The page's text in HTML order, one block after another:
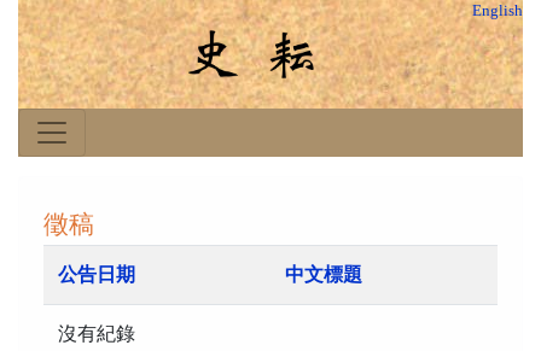
English
徵稿
公告日期 中文標題
沒有紀錄